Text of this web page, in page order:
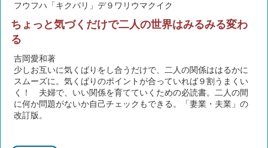
フウフハ「キクバリ」デ９ワリウマクイク
ちょっと気づくだけで二人の世界はみるみる変わ
る
吉岡愛和著
少しお互いに気くばりをし合うだけで、二人の関係ははるかに
スムーズに。気くばりのポイントが合っていれば９割うまくい
く！ 夫婦で、いい関係を育てていくための必読書。二人の間
に何か問題がないか自己チェックもできる。「妻業・夫業」の
改訂版。